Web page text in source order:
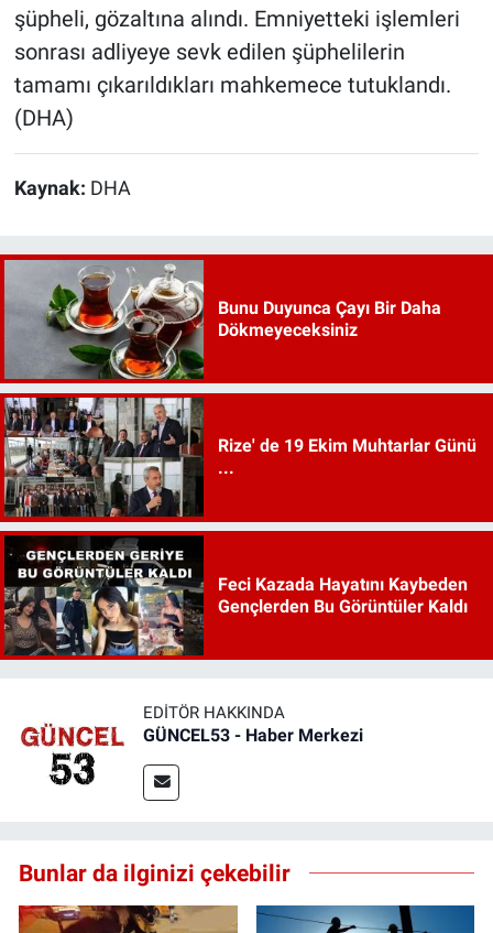
şüpheli, gözaltına alındı. Emniyetteki işlemleri
sonrası adliyeye sevk edilen şüphelilerin
tamamı çıkarıldıkları mahkemece tutuklandı.
(DHA)
Kaynak: DHA
Bunu Duyunca Çayı Bir Daha
Dökmeyeceksiniz
Rize' de 19 Ekim Muhtarlar Günü
...
Feci Kazada Hayatını Kaybeden
Gençlerden Bu Görüntüler Kaldı
EDITÖR HAKKINDA
GÜNCEL53 - Haber Merkezi
Bunlar da ilginizi çekebilir